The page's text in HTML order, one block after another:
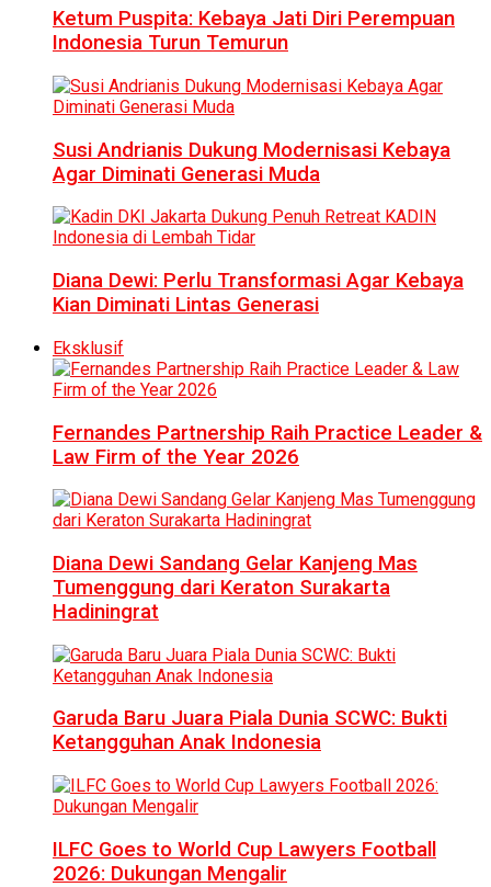
Ketum Puspita: Kebaya Jati Diri Perempuan
Indonesia Turun Temurun
Susi Andrianis Dukung Modernisasi Kebaya
Agar Diminati Generasi Muda
Diana Dewi: Perlu Transformasi Agar Kebaya
Kian Diminati Lintas Generasi
Eksklusif
Fernandes Partnership Raih Practice Leader &
Law Firm of the Year 2026
Diana Dewi Sandang Gelar Kanjeng Mas
Tumenggung dari Keraton Surakarta
Hadiningrat
Garuda Baru Juara Piala Dunia SCWC: Bukti
Ketangguhan Anak Indonesia
ILFC Goes to World Cup Lawyers Football
2026: Dukungan Mengalir